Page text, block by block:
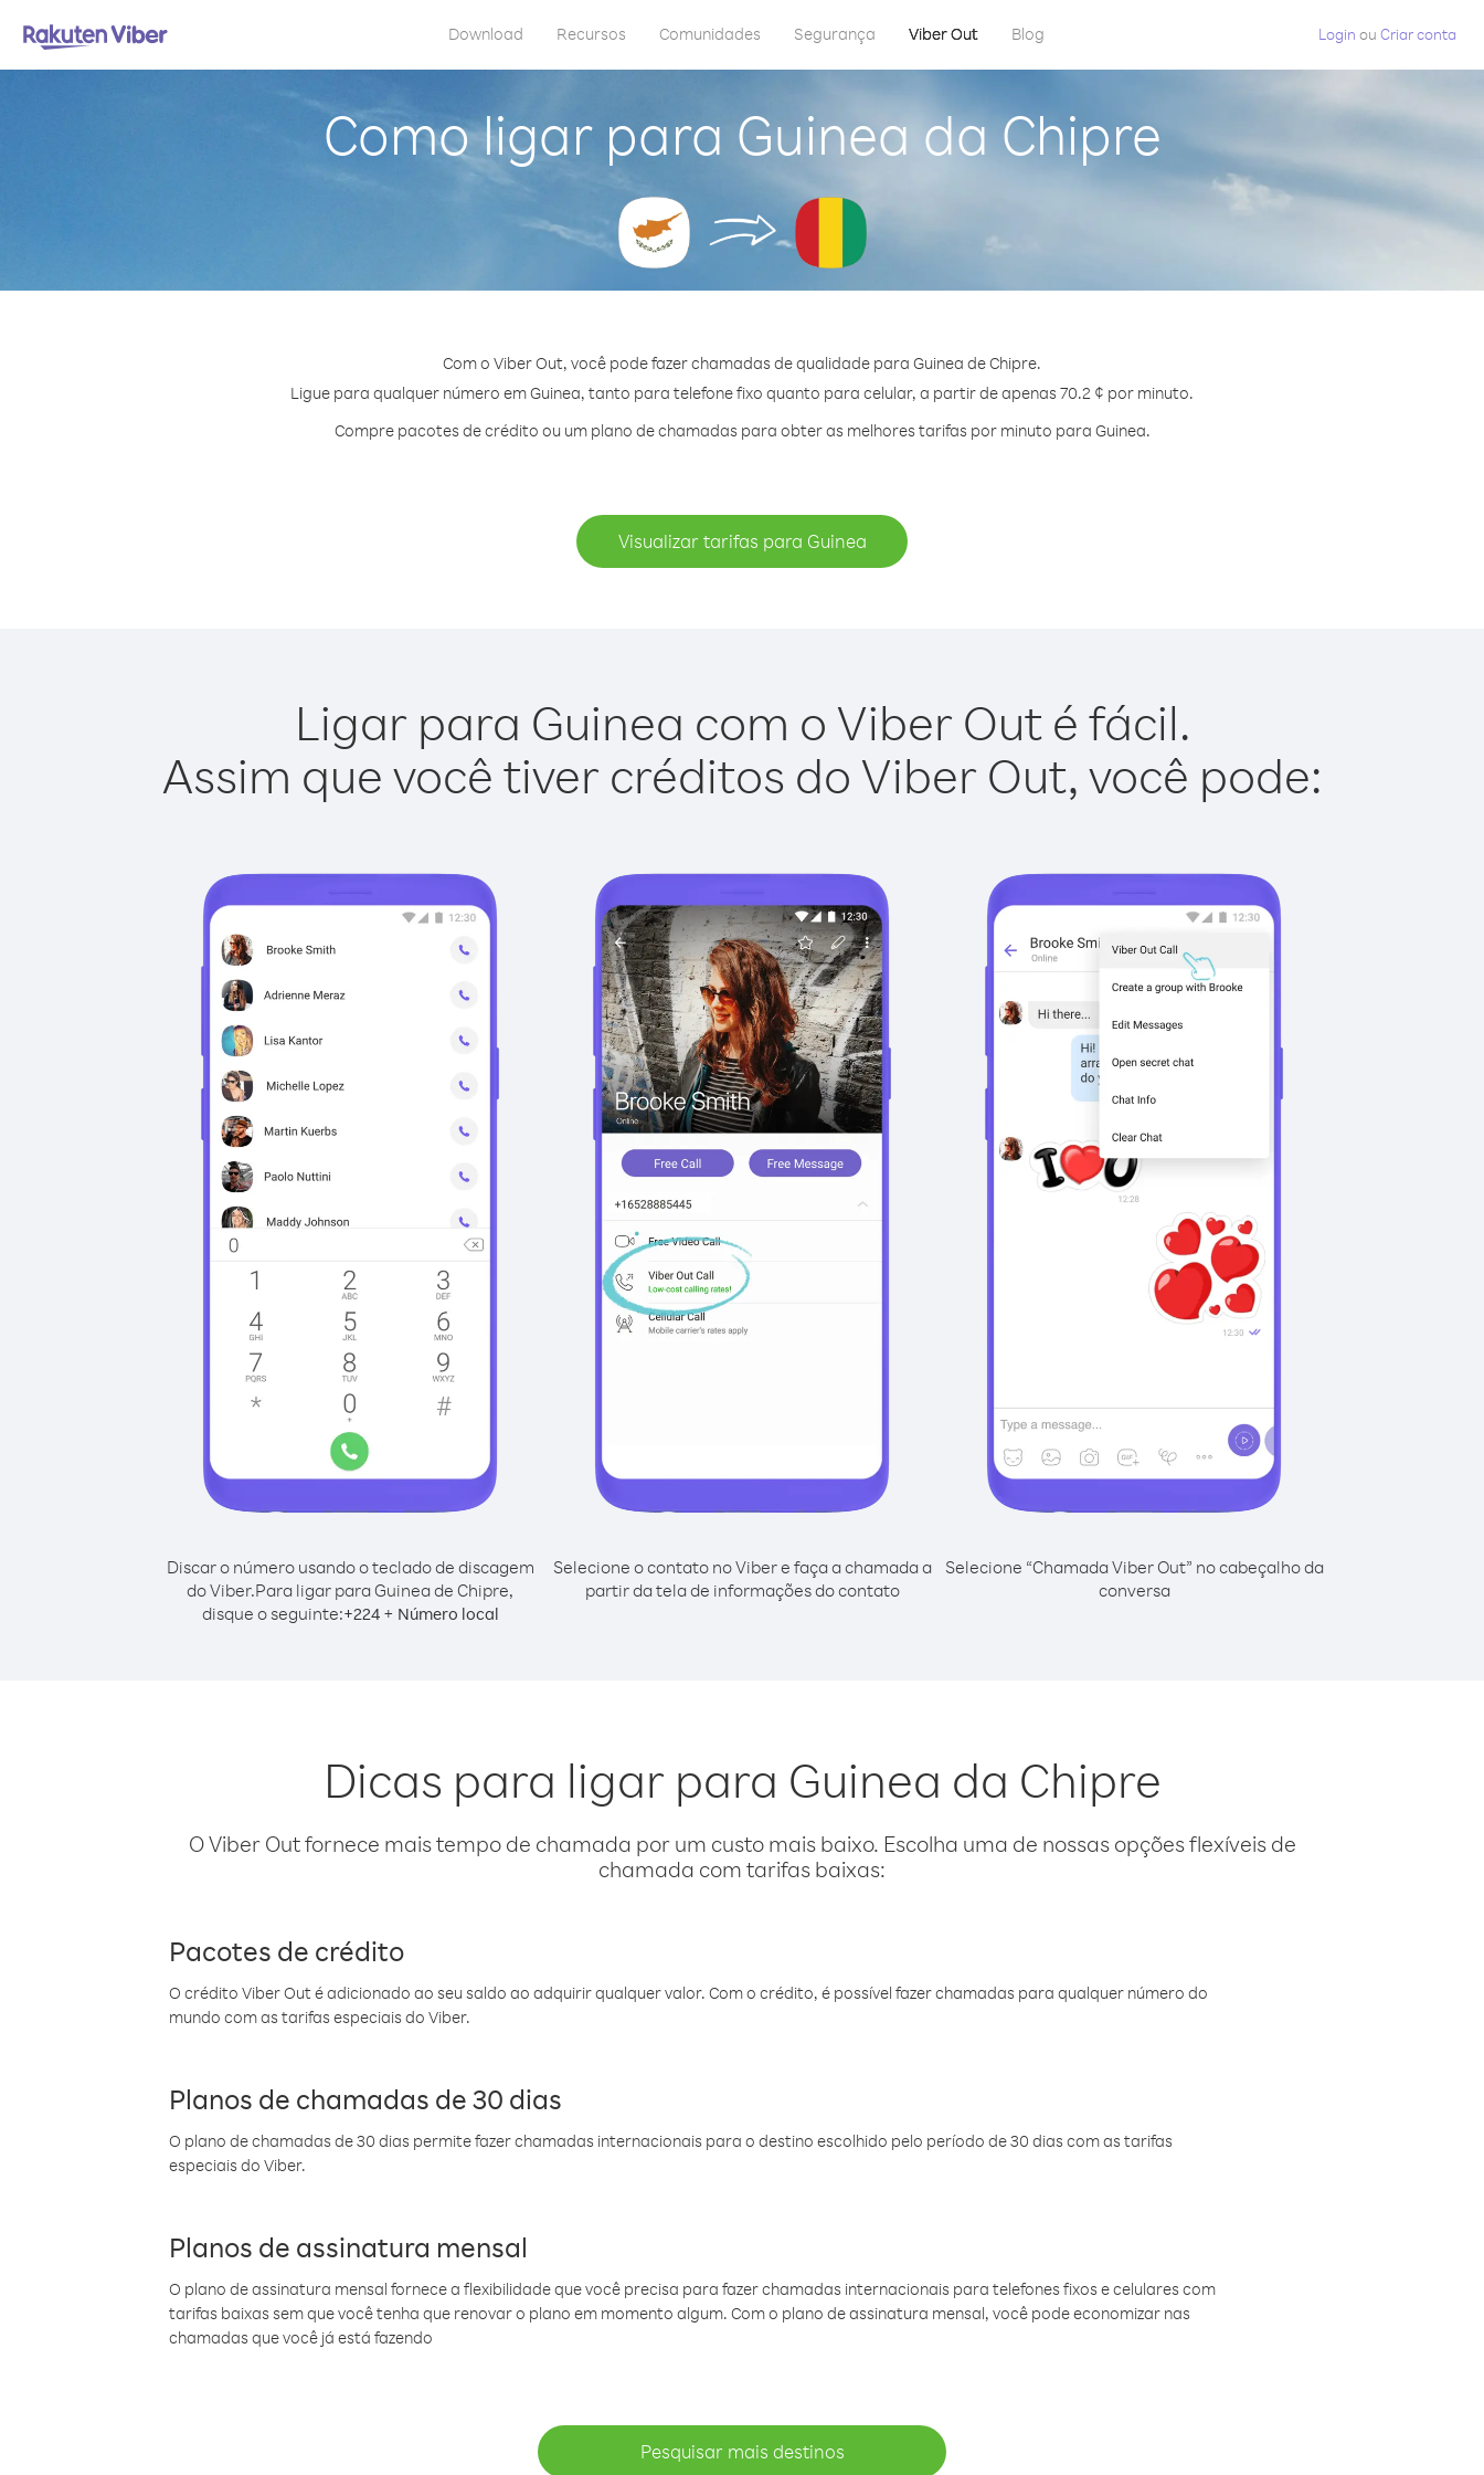
Download Recursos Comunidades Segurança Viber Out Blog Login ou Criar conta
Como ligar para Guinea da Chipre
Com o Viber Out, você pode fazer chamadas de qualidade para Guinea de Chipre.
Ligue para qualquer número em Guinea, tanto para telefone fixo quanto para celular, a partir de apenas 70.2 ¢ por minuto.
Compre pacotes de crédito ou um plano de chamadas para obter as melhores tarifas por minuto para Guinea.
Visualizar tarifas para Guinea
Ligar para Guinea com o Viber Out é fácil.
Assim que você tiver créditos do Viber Out, você pode:
Discar o número usando o teclado de discagem
do Viber.Para ligar para Guinea de Chipre,
disque o seguinte:+224+ Número local
Selecione o contato no Viber e faça a chamada a
partir da tela de informações do contato
Selecione “Chamada Viber Out” no cabeçalho da
conversa
Dicas para ligar para Guinea da Chipre
O Viber Out fornece mais tempo de chamada por um custo mais baixo. Escolha uma de nossas opções flexíveis de
chamada com tarifas baixas:
Pacotes de crédito
O crédito Viber Out é adicionado ao seu saldo ao adquirir qualquer valor. Com o crédito, é possível fazer chamadas para qualquer número do
mundo com as tarifas especiais do Viber.
Planos de chamadas de 30 dias
O plano de chamadas de 30 dias permite fazer chamadas internacionais para o destino escolhido pelo período de 30 dias com as tarifas
especiais do Viber.
Planos de assinatura mensal
O plano de assinatura mensal fornece a flexibilidade que você precisa para fazer chamadas internacionais para telefones fixos e celulares com
tarifas baixas sem que você tenha que renovar o plano em momento algum. Com o plano de assinatura mensal, você pode economizar nas
chamadas que você já está fazendo
Pesquisar mais destinos